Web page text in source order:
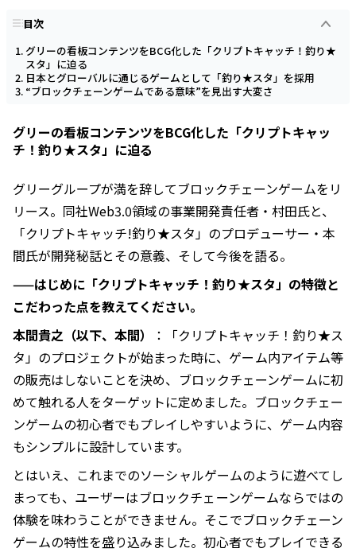
目次
グリーの看板コンテンツをBCG化した「クリプトキャッチ！釣り★
スタ」に迫る
日本とグローバルに通じるゲームとして「釣り★スタ」を採用
“ブロックチェーンゲームである意味”を見出す大変さ
グリーの看板コンテンツをBCG化した「クリプトキャッ
チ！釣り★スタ」に迫る
グリーグループが満を辞してブロックチェーンゲームをリ
リース。同社Web3.0領域の事業開発責任者・村田氏と、
「クリプトキャッチ!釣り★スタ」のプロデューサー・本
間氏が開発秘話とその意義、そして今後を語る。
——はじめに「クリプトキャッチ！釣り★スタ」の特徴と
こだわった点を教えてください。
本間貴之（以下、本間）
：「クリプトキャッチ！釣り★ス
タ」のプロジェクトが始まった時に、ゲーム内アイテム等
の販売はしないことを決め、ブロックチェーンゲームに初
めて触れる人をターゲットに定めました。ブロックチェー
ンゲームの初心者でもプレイしやすいように、ゲーム内容
もシンプルに設計しています。
とはいえ、これまでのソーシャルゲームのように遊べてし
まっても、ユーザーはブロックチェーンゲームならではの
体験を味わうことができません。そこでブロックチェーン
ゲームの特性を盛り込みました。初心者でもプレイできる